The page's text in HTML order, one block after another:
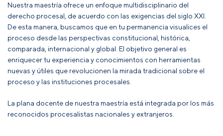
Nuestra maestría ofrece un enfoque multidisciplinario del
derecho procesal, de acuerdo con las exigencias del siglo XXI.
De esta manera, buscamos que en tu permanencia visualices el
proceso desde las perspectivas constitucional, histórica,
comparada, internacional y global. El objetivo general es
enriquecer tu experiencia y conocimientos con herramientas
nuevas y útiles que revolucionen la mirada tradicional sobre el
proceso y las instituciones procesales.
La plana docente de nuestra maestría está integrada por los más
reconocidos procesalistas nacionales y extranjeros.